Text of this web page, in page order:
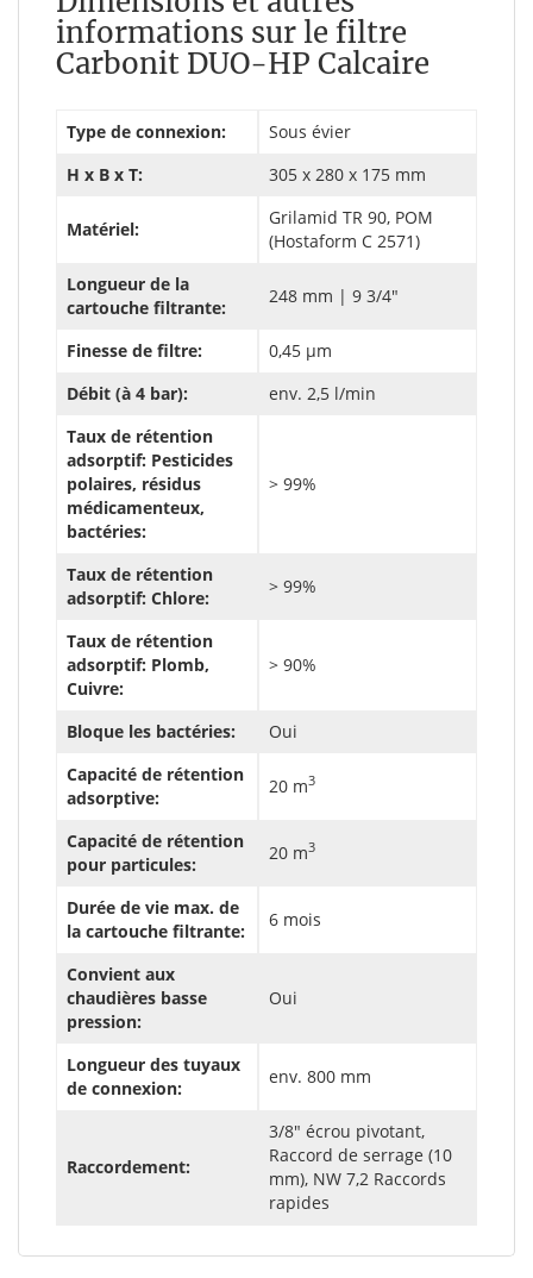
informations sur le filtre
Carbonit DUO-HP Calcaire
Type de connexion:
Sous évier
H x B x T:
305 x 280 x 175 mm
Matériel:
Grilamid TR 90, POM
(Hostaform C 2571)
Longueur de la
cartouche filtrante:
248 mm | 9 3/4"
Finesse de filtre:
0,45 µm
Débit (à 4 bar):
env. 2,5 l/min
Taux de rétention
adsorptif: Pesticides
polaires, résidus
médicamenteux,
bactéries:
> 99%
Taux de rétention
adsorptif: Chlore:
> 99%
Taux de rétention
adsorptif: Plomb,
Cuivre:
> 90%
Bloque les bactéries:
Oui
Capacité de rétention
adsorptive:
20 m3
Capacité de rétention
pour particules:
20 m3
Durée de vie max. de
la cartouche filtrante:
6 mois
Convient aux
chaudières basse
pression:
Oui
Longueur des tuyaux
de connexion:
env. 800 mm
Raccordement:
3/8" écrou pivotant,
Raccord de serrage (10
mm), NW 7,2 Raccords
rapides